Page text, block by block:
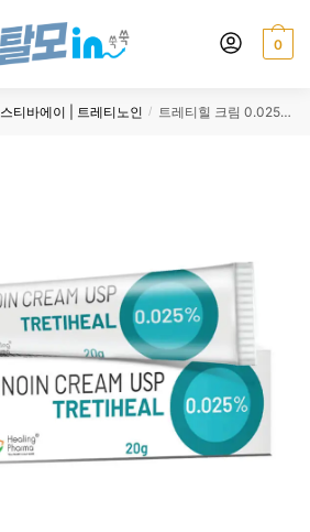
0
스티바에이 | 트레티노인 / 트레티힐 크림 0.025% 20g 6개